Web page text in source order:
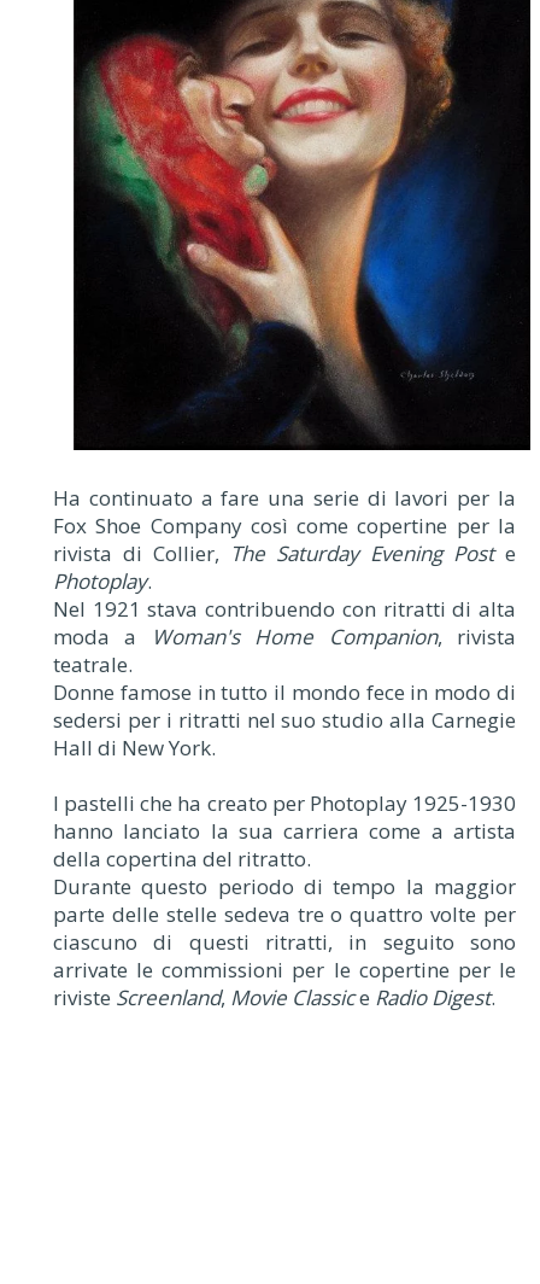
Ha continuato a fare una serie di lavori per la
Fox Shoe Company così come copertine per la
rivista di Collier, The Saturday Evening Poste
Photoplay.
Nel 1921 stava contribuendo con ritratti di alta
moda a
Woman's Home Companion, rivista
teatrale.
Donne famose in tutto il mondo fece in modo di
sedersi per i ritratti nel suo studio alla Carnegie
Hall di New York.
I pastelli che ha creato per Photoplay 1925-1930
hanno lanciato la sua carriera come a artista
della copertina del ritratto.
Durante questo periodo di tempo la maggior
parte delle stelle sedeva tre o quattro volte per
ciascuno di questi ritratti, in seguito sono
arrivate le commissioni per le copertine per le
riviste Screenland, Movie Classice Radio Digest.